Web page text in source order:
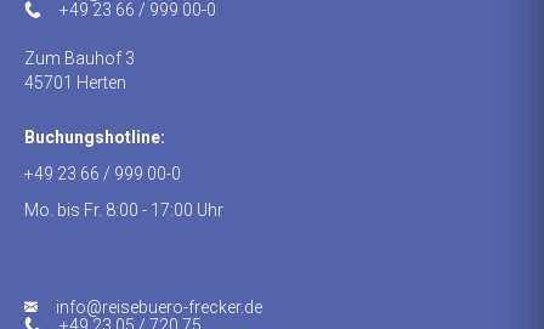
ed.nesier-rekcerf@ofni
+49 23 66 / 999 00-0
Zum Bauhof 3
Buchungshotline:
+49 23 66 / 999 00-0
info@reisebuero-frecker.de